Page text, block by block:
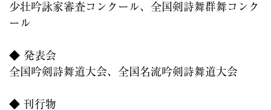
少壮吟詠家審査コンクール、全国剣詩舞群舞コンク
ール
◆ 発表会
全国吟剣詩舞道大会、全国名流吟剣詩舞道大会
◆ 刊行物